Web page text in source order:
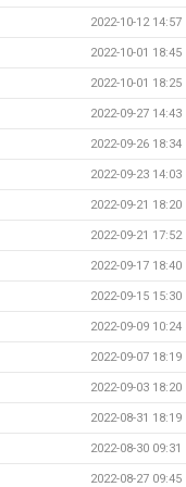
2022-10-12 14:57
2022-10-01 18:45
2022-10-01 18:25
2022-09-27 14:43
2022-09-26 18:34
2022-09-23 14:03
2022-09-21 18:20
2022-09-21 17:52
2022-09-17 18:40
2022-09-15 15:30
2022-09-09 10:24
2022-09-07 18:19
2022-09-03 18:20
2022-08-31 18:19
2022-08-30 09:31
2022-08-27 09:45